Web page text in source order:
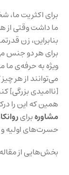
برای اکثریت ما،
ما داشت وقتی از
بنابراین، زن
برای هر دو جنس
ویژه به حرفه‌ی
می‌توانند از هر
[ناامیدی
همین که این را
مشاورهبرای
حسرت‌های اولیه‌ و
بخش‌هایی از